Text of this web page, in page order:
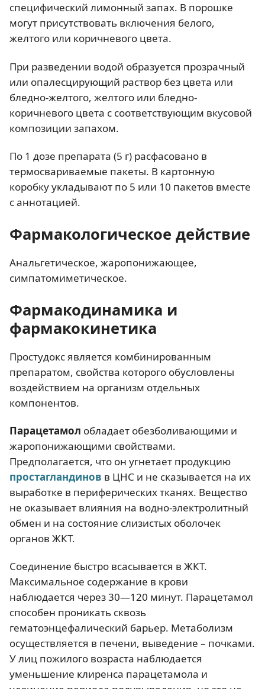
специфический лимонный запах. В порошке
могут присутствовать включения белого,
желтого или коричневого цвета.
При разведении водой образуется прозрачный
или опалесцирующий раствор без цвета или
бледно-желтого, желтого или бледно-
коричневого цвета с соответствующим вкусовой
композиции запахом.
По 1 дозе препарата (5 г) расфасовано в
термосвариваемые пакеты. В картонную
коробку укладывают по 5 или 10 пакетов вместе
с аннотацией.
Фармакологическое действие
Анальгетическое, жаропонижающее,
симпатомиметическое.
Фармакодинамика и
фармакокинетика
Простудокс является комбинированным
препаратом, свойства которого обусловлены
воздействием на организм отдельных
компонентов.
Парацетамол обладает обезболивающими и
жаропонижающими свойствами.
Предполагается, что он угнетает продукцию
простагландинов в ЦНС и не сказывается на их
выработке в периферических тканях. Вещество
не оказывает влияния на водно-электролитный
обмен и на состояние слизистых оболочек
органов ЖКТ.
Соединение быстро всасывается в ЖКТ.
Максимальное содержание в крови
наблюдается через 30—120 минут. Парацетамол
способен проникать сквозь
гематоэнцефалический барьер. Метаболизм
осуществляется в печени, выведение – почками.
У лиц пожилого возраста наблюдается
уменьшение клиренса парацетамола и